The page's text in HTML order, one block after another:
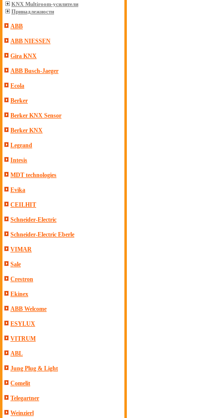
KNX Multiroom-усилители
Принадлежности
ABB
ABB NIESSEN
Gira KNX
ABB Busch-Jaeger
Ecola
Berker
Berker KNX Sensor
Berker KNX
Legrand
Intesis
MDT technologies
Evika
CEILHIT
Schneider-Electric
Schneider-Electric Eberle
VIMAR
Sale
Crestron
Ekinex
ABB Welcome
ESYLUX
VITRUM
ABL
Jung Plug & Light
Comelit
Telegartner
Weinzierl